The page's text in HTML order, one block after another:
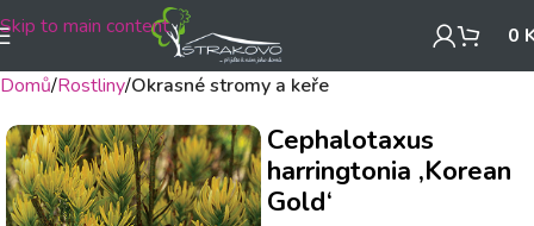
Skip to main content 0
Domů Rostliny Okrasné stromy a keře
Cephalotaxus
harringtonia ‚Korean
Gold‘